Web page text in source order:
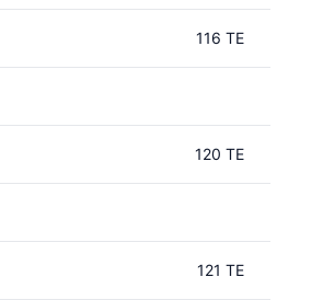
116 TE
120 TE
121 TE